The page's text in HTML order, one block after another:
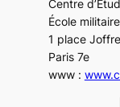
Centre
École militaire
1 place Joffre
Paris 7e
www :